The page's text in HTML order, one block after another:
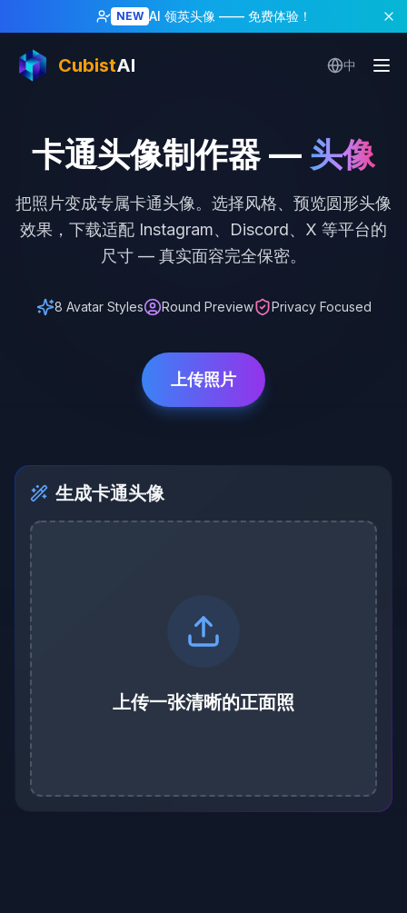
NEW AI 领英头像 —— 免费体验！
CubistAI 中
卡通头像制作器— 头像
把照片变成专属卡通头像。选择风格、预览圆形头像
效果，下载适配 Instagram、Discord、X 等平台的
尺寸 — 真实面容完全保密。
8 Avatar Styles Round Preview Privacy Focused
上传照片
生成卡通头像
上传一张清晰的正面照